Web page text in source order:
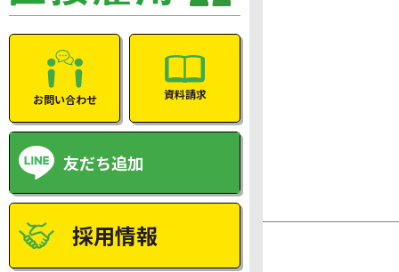
お問い合わせ 資料請求
友だち追加
採用情報